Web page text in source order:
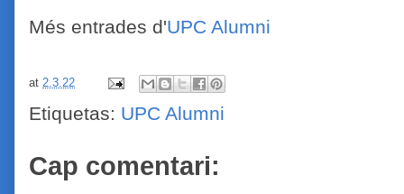
Més entrades d'UPC Alumni
at 2.3.22
Etiquetas: UPC Alumni
Cap comentari: